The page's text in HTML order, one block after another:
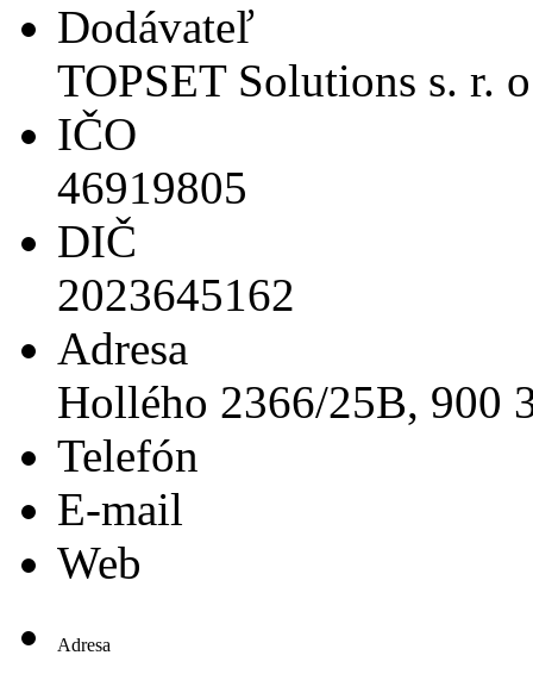
Dodávateľ
TOPSET Solutions s. r.
IČO
46919805
DIČ
2023645162
Adresa
Hollého 2366/25B, 900
Telefón
E-mail
Web
Adresa